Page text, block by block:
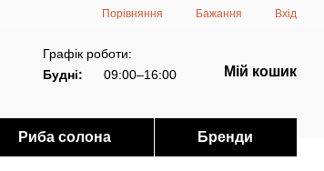
Порівняння Бажання Вхід
Графік роботи:
Будні:
09:00–16:00 Мій кошик
Риба солона Бренди